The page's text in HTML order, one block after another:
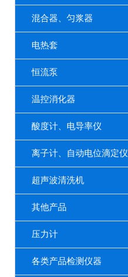
混合器、匀浆器
电热套
恒流泵
温控消化器
酸度计、电导率仪
离子计、自动电位滴定仪
超声波清洗机
其他产品
压力计
各类产品检测仪器